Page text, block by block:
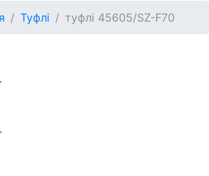
Туфлі туфлі 45605/SZ-F70